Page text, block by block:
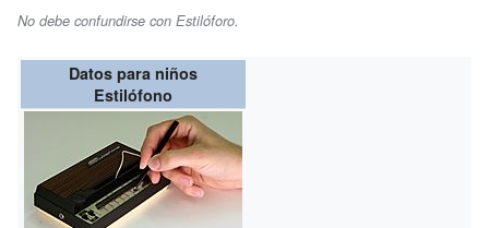
No debe confundirse con Estilóforo.
Datos para niños
Estilófono